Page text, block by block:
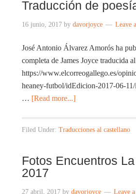
Traducción de
16 junio, 2017by davorjoyce Leave
José Antonio Álvarez Amorós ha
completa de James Joyce traducida
https://www.elcorreogallego.es/
heaney-futbol/idEdicion-2017-06-
… [Read more...]
Filed Under: Traducciones al castellano
Fotos Encuentros
2017
27 abril, 2017by davorjoyce Leave